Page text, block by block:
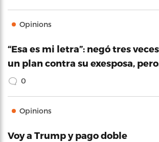
Opinions
“Esa es mi letra”: negó tres
un plan contra su exesposa,
0
Opinions
Voy a Trump y pago doble